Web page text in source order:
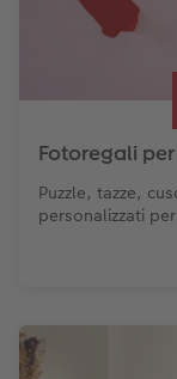
Fotoregali
Puzzle, tazze,
personalizzati